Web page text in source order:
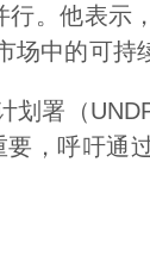
。他表示
中的可持
署（
，呼吁通